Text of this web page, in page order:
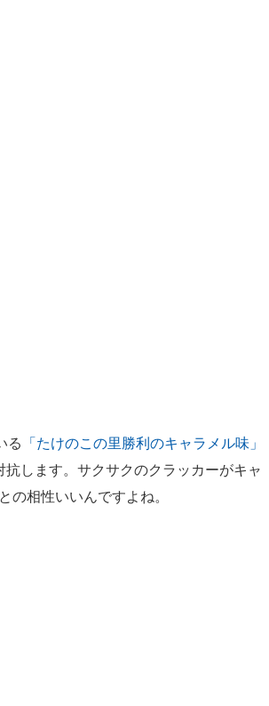
る
「たけのこの里勝利のキャラメル味」
します。サクサクのクラッカーがキャ
の相性いいんですよね。